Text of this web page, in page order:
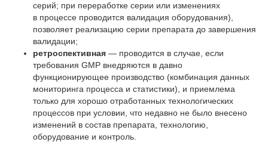
серий; при переработке серии или изменениях
в процессе проводится валидация оборудования),
позволяет реализацию серии препарата до завершения
валидации;
ретроспективная — проводится в случае, если
требования GMP внедряются в давно
функционирующее производство (комбинация данных
мониторинга процесса и статистики), и приемлема
только для хорошо отработанных технологических
процессов при условии, что недавно не было внесено
изменений в состав препарата, технологию,
оборудование и контроль.